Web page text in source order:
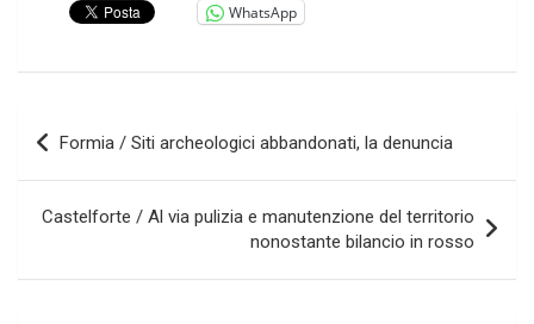
WhatsApp
Navigazione
articoli
Formia / Siti archeologici abbandonati, la denuncia
Castelforte / Al via pulizia e manutenzione del territorio
nonostante bilancio in rosso